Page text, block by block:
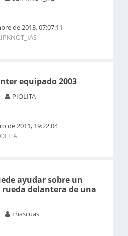
de 2013, 07:07:11
equipado 2003
PIOLITA
de 2011, 19:22:04
ayudar sobre un
delantera de una
chascuas